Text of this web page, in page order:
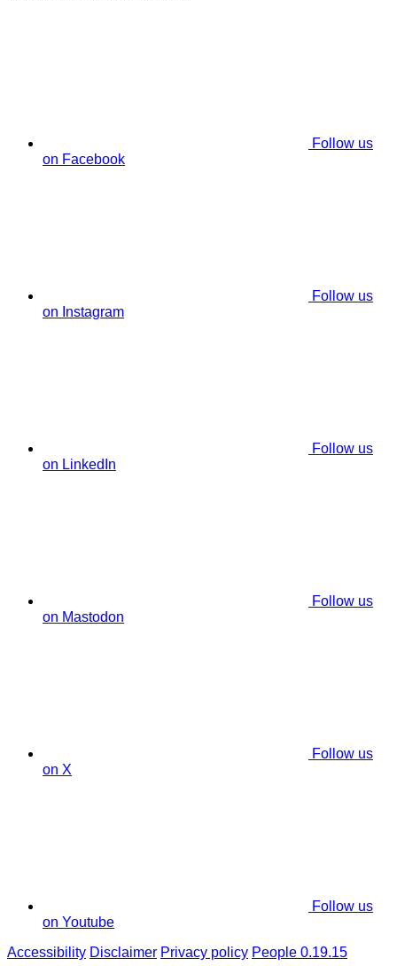
Follow us
on Facebook
Follow us
on Instagram
Follow us
on LinkedIn
Follow us
on Mastodon
Follow us
on X
Follow us
on Youtube
Accessibility Disclaimer Privacy policy People 0.19.15